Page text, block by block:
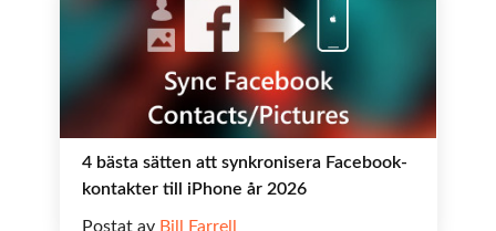
4 bästa sätten att synkronisera Facebook-
kontakter till iPhone år 2026
Postat av Bill Farrell